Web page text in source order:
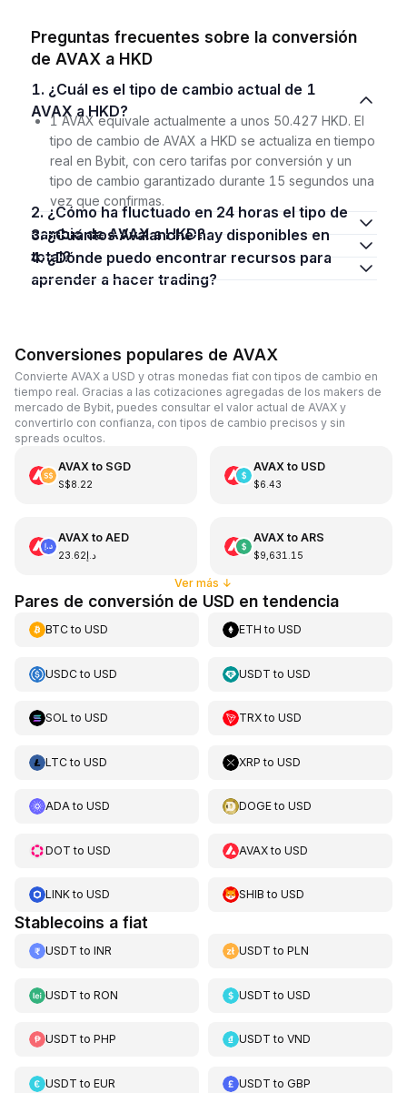
Preguntas frecuentes sobre la conversión
de AVAX a HKD
1. ¿Cuál es el tipo de cambio actual de 1
AVAX a HKD?
1 AVAX equivale actualmente a unos 50.427 HKD. El
tipo de cambio de AVAX a HKD se actualiza en tiempo
real en Bybit, con cero tarifas por conversión y un
tipo de cambio garantizado durante 15 segundos una
vez que confirmas.
2. ¿Cómo ha fluctuado en 24 horas el tipo de
cambio de AVAX a HKD?
3. ¿Cuántos Avalanche hay disponibles en
total?
4. ¿Dónde puedo encontrar recursos para
aprender a hacer trading?
Conversiones populares de AVAX
Convierte AVAX a USD y otras monedas fiat con tipos de cambio en
tiempo real. Gracias a las cotizaciones agregadas de los makers de
mercado de Bybit, puedes consultar el valor actual de AVAX y
convertirlo con confianza, con tipos de cambio precisos y sin
spreads ocultos.
AVAXto SGD
S$8.22
AVAXto USD
$6.43
AVAXto AED
د.إ23.62
AVAXto ARS
$9,631.15
Ver más ↓
Pares de conversión de USD en tendencia
BTCto USD ETH toUSD
USDCto USD USDT toUSD
SOL to USD TRXtoUSD
LTCto USD XRP toUSD
ADAto USD DOGEtoUSD
DOT to USD AVAXtoUSD
LINKto USD SHIB toUSD
Stablecoins a fiat
USDT to INR USDT toPLN
USDT to RON USDT toUSD
USDT to PHP USDT toVND
USDT to EUR USDT toGBP